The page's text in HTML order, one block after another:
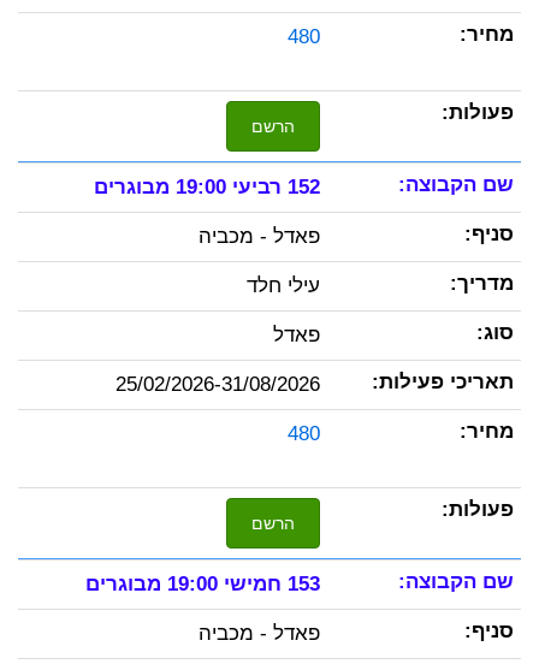
480
הרשם
152 רביעי 19:00 מבוגרים
פאדל - מכביה
עילי חלד
פאדל
25/02/2026-31/08/2026
480
הרשם
153 חמישי 19:00 מבוגרים
פאדל - מכביה